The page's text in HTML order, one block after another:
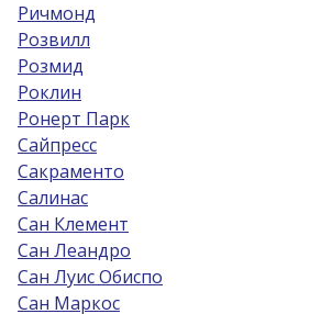
Ричмонд
Розвилл
Розмид
Роклин
Ронерт Парк
Сайпресс
Сакраменто
Салинас
Сан Клемент
Сан Леандро
Сан Луис Обиспо
Сан Маркос